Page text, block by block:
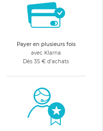
Payer en plusieurs fois
avec Klarna
Dès 35 € d'achats